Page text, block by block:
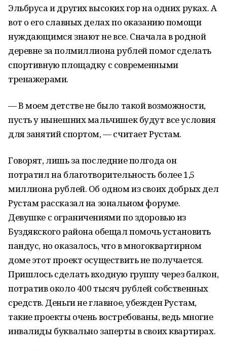
Эльбруса и других высоких гор на одних руках. А
вот о его славных делах по оказанию помощи
нуждающимся знают не все. Сначала в родной
деревне за полмиллиона рублей помог сделать
спортивную площадку с современными
тренажерами.
— В моем детстве не было такой возможности,
пусть у нынешних мальчишек будут все условия
для занятий спортом, — считает Рустам.
Говорят, лишь за последние полгода он
потратил на благотворительность более 1,5
миллиона рублей. Об одном из своих добрых дел
Рустам рассказал на зональном форуме.
Девушке с ограничениями по здоровью из
Буздякского района обещал помочь установить
пандус, но оказалось, что в многоквартирном
доме этот проект осуществить не получается.
Пришлось сделать входную группу через балкон,
потратив около 400 тысяч рублей собственных
средств. Деньги не главное, убежден Рустам,
такие проекты очень востребованы, ведь многие
инвалиды буквально заперты в своих квартирах.